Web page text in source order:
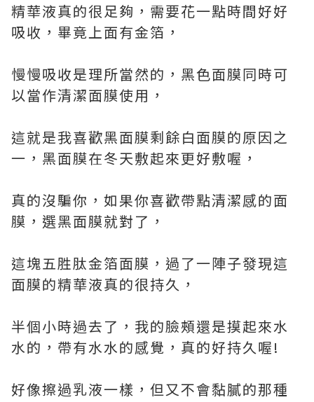
精華液真的很足夠，需要花一點時間好好
吸收，畢竟上面有金箔，
慢慢吸收是理所當然的，黑色面膜同時可
以當作清潔面膜使用，
這就是我喜歡黑面膜剩餘白面膜的原因之
一，黑面膜在冬天敷起來更好敷喔，
真的沒騙你，如果你喜歡帶點清潔感的面
膜，選黑面膜就對了，
這塊五胜肽金箔面膜，過了一陣子發現這
面膜的精華液真的很持久，
半個小時過去了，我的臉頰還是摸起來水
水的，帶有水水的感覺，真的好持久喔!
好像擦過乳液一樣，但又不會黏膩的那種